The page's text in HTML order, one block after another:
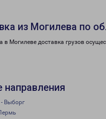
из Могилева по
в Могилеве доставка грузов
направления
Выборг